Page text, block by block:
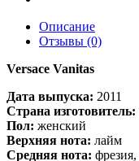
Описание
Отзывы (0)
Versace Vanitas
Дата выпуска: 2011
Страна изготовитель:
Пол: женский
Верхняя нота: лайм
Средняя нота: